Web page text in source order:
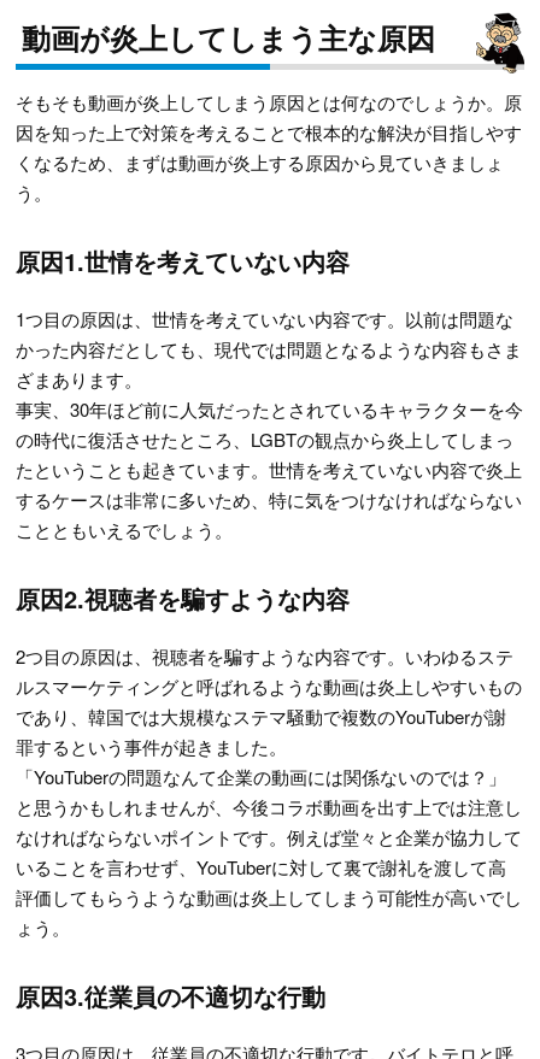
動画が炎上してしまう主な原因
そもそも動画が炎上してしまう原因とは何なのでしょうか。原
因を知った上で対策を考えることで根本的な解決が目指しやす
くなるため、まずは動画が炎上する原因から見ていきましょ
う。
原因1.世情を考えていない内容
1つ目の原因は、世情を考えていない内容です。以前は問題な
かった内容だとしても、現代では問題となるような内容もさま
ざまあります。
事実、30年ほど前に人気だったとされているキャラクターを今
の時代に復活させたところ、LGBTの観点から炎上してしまっ
たということも起きています。世情を考えていない内容で炎上
するケースは非常に多いため、特に気をつけなければならない
ことともいえるでしょう。
原因2.視聴者を騙すような内容
2つ目の原因は、視聴者を騙すような内容です。いわゆるステ
ルスマーケティングと呼ばれるような動画は炎上しやすいもの
であり、韓国では大規模なステマ騒動で複数のYouTuberが謝
罪するという事件が起きました。
「YouTuberの問題なんて企業の動画には関係ないのでは？」
と思うかもしれませんが、今後コラボ動画を出す上では注意し
なければならないポイントです。例えば堂々と企業が協力して
いることを言わせず、YouTuberに対して裏で謝礼を渡して高
評価してもらうような動画は炎上してしまう可能性が高いでし
ょう。
原因3.従業員の不適切な行動
3つ目の原因は、従業員の不適切な行動です。バイトテロと呼